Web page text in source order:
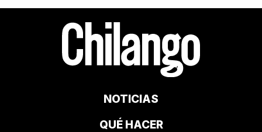
NOTICIAS
QUÉ HACER